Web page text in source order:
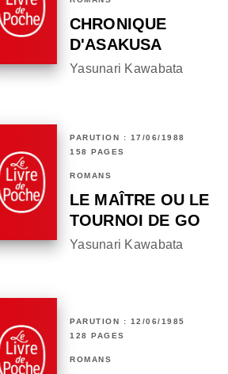
CHRONIQUE
D'ASAKUSA
Yasunari Kawabata
PARUTION : 17/06/1988
158 PAGES
ROMANS
LE MAÎTRE OU LE
TOURNOI DE GO
Yasunari Kawabata
PARUTION : 12/06/1985
128 PAGES
ROMANS